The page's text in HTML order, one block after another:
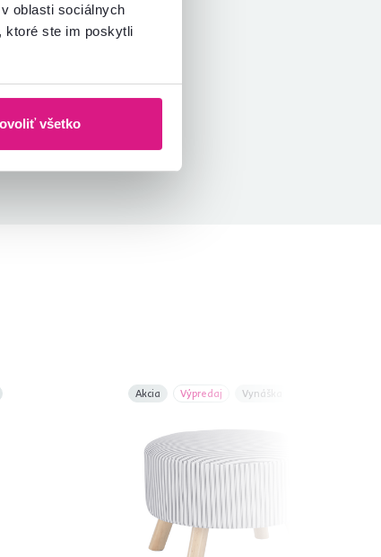
oblasti sociálnych
ktoré ste im poskytli
všetko
Akcia Výpredaj Vynáška